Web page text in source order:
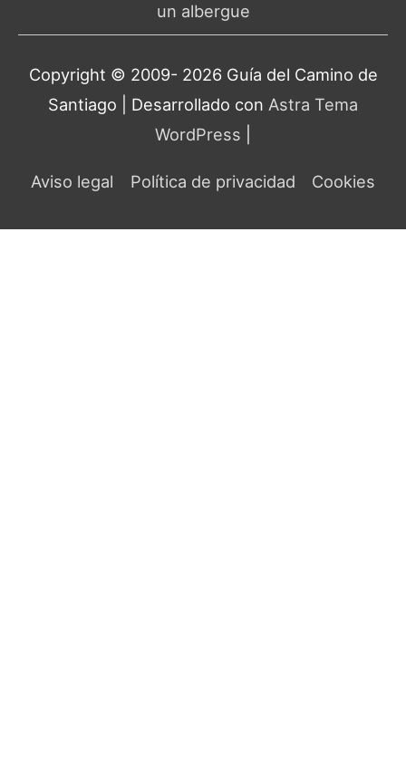
un albergue
Copyright © 2009- 2026 Guía del Camino de
Santiago | Desarrollado con Astra Tema
WordPress
Aviso legal Política de privacidad Cookies